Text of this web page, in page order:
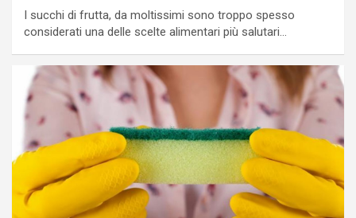
I succhi di frutta, da moltissimi sono troppo spesso
considerati una delle scelte alimentari più salutari…